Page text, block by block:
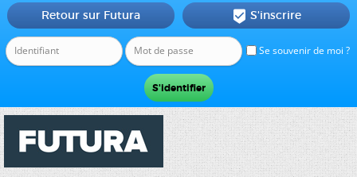
Se souvenir de moi ?
Retour sur Futura  S'inscrire